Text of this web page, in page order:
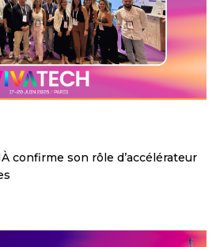
confirme son rôle d’accélérateur